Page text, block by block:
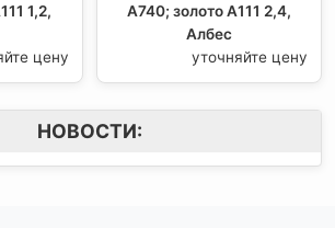
1,2,
цену
А740; золото А111 2,4,
Албес
уточняйте цену
НОВОСТИ: